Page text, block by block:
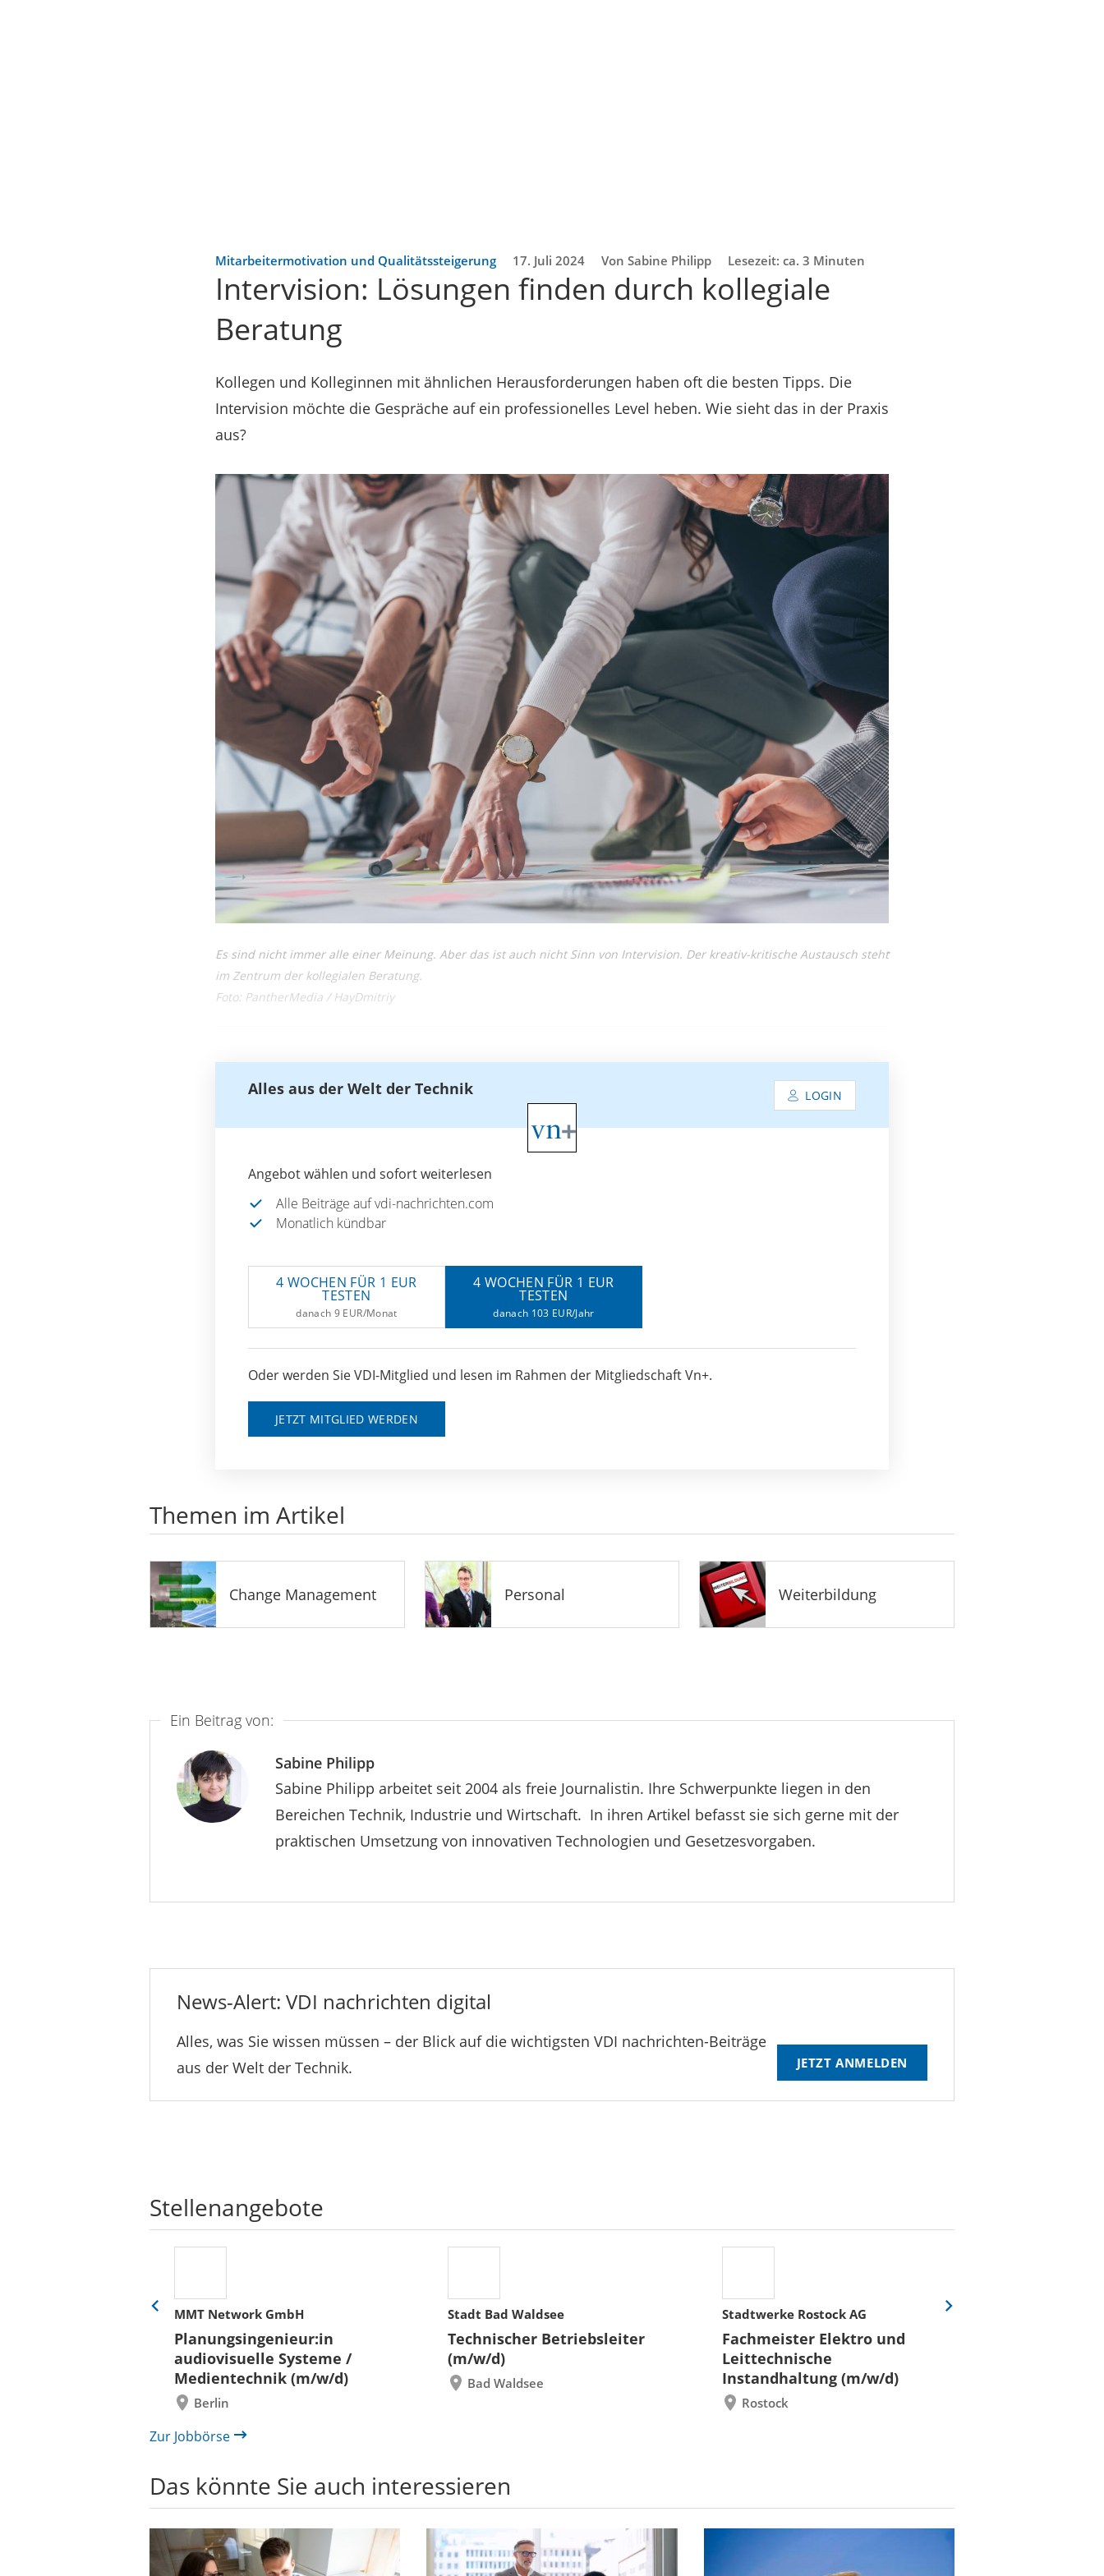
Mitarbeitermotivation und Qualitätssteigerung 17. Juli 2024 Von Sabine Philipp Lesezeit: ca. 3 Minuten
Intervision: Lösungen finden durch kollegiale
Beratung
Kollegen und Kolleginnen mit ähnlichen Herausforderungen haben oft die besten Tipps. Die
Intervision möchte die Gespräche auf ein professionelles Level heben. Wie sieht das in der Praxis
aus?
Es sind nicht immer alle einer Meinung. Aber das ist auch nicht Sinn von Intervision. Der kreativ-kritische Austausch steht
im Zentrum der kollegialen Beratung.
Foto: PantherMedia / HayDmitriy
Alles aus der Welt der Technik LOGIN
Angebot wählen und sofort weiterlesen
Alle Beiträge auf vdi-nachrichten.com
Monatlich kündbar
4 WOCHEN FÜR 1 EUR
TESTEN
danach 9 EUR/Monat
4 WOCHEN FÜR 1 EUR
TESTEN
danach 103 EUR/Jahr
Oder werden Sie VDI-Mitglied und lesen im Rahmen der Mitgliedschaft Vn+.
JETZT MITGLIED WERDEN
Themen im Artikel
Change Management Personal Weiterbildung
Ein Beitrag von:
Sabine Philipp
Sabine Philipp arbeitet seit 2004 als freie Journalistin. Ihre Schwerpunkte liegen in den
Bereichen Technik, Industrie und Wirtschaft. In ihren Artikel befasst sie sich gerne mit der
praktischen Umsetzung von innovativen Technologien und Gesetzesvorgaben.
News-Alert: VDI nachrichten digital
Alles, was Sie wissen müssen – der Blick auf die wichtigsten VDI nachrichten-Beiträge
aus der Welt der Technik.
JETZT ANMELDEN
Stellenangebote
MMT Network GmbH
Planungsingenieur:in
audiovisuelle Systeme /
Medientechnik (m/w/d)
Berlin
Stadt Bad Waldsee
Technischer Betriebsleiter
(m/w/d)
Bad Waldsee
Stadtwerke Rostock AG
Fachmeister Elektro und
Leittechnische
Instandhaltung (m/w/d)
Rostock
Eine
zurück
Eine
Zur Jobbörse
Das könnte Sie auch interessieren